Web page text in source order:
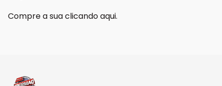
Compre a suaclicando aqui.